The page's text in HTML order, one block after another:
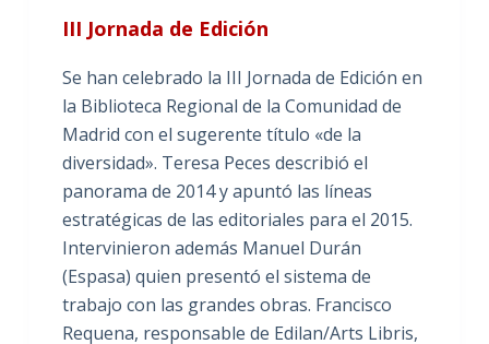
III Jornada de Edición
Se han celebrado la III Jornada de Edición en
la Biblioteca Regional de la Comunidad de
Madrid con el sugerente título «de la
diversidad». Teresa Peces describió el
panorama de 2014 y apuntó las líneas
estratégicas de las editoriales para el 2015.
Intervinieron además Manuel Durán
(Espasa) quien presentó el sistema de
trabajo con las grandes obras. Francisco
Requena, responsable de Edilan/Arts Libris,